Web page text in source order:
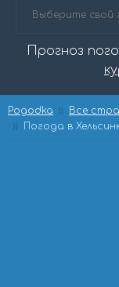
Прогноз
Pogodka Все
Погода в